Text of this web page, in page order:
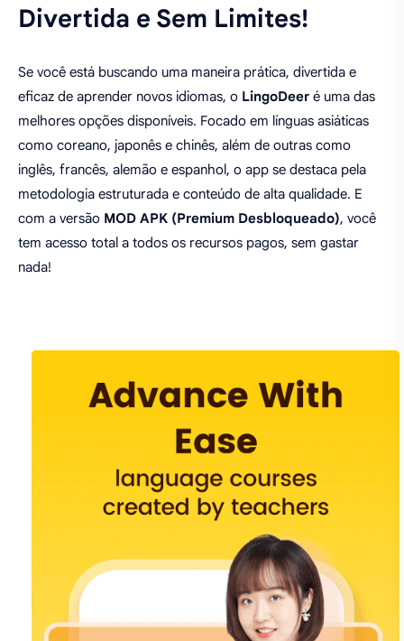
Divertida e Sem Limites!
Se você está buscando uma maneira prática, divertida e
eficaz de aprender novos idiomas, o LingoDeer é uma das
melhores opções disponíveis. Focado em línguas asiáticas
como coreano, japonês e chinês, além de outras como
inglês, francês, alemão e espanhol, o app se destaca pela
metodologia estruturada e conteúdo de alta qualidade. E
com a versão MOD APK (Premium Desbloqueado), você
tem acesso total a todos os recursos pagos, sem gastar
nada!